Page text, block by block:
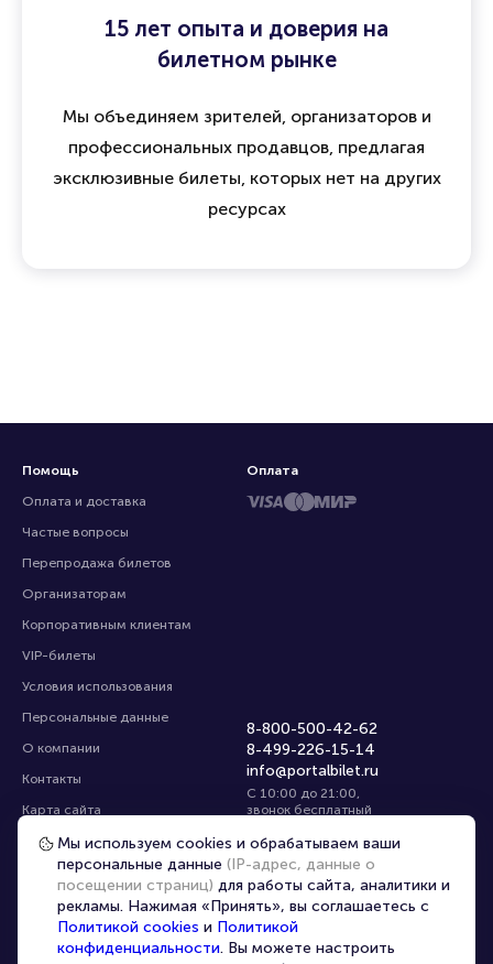
15 лет опыта и доверия на
билетном рынке
Мы объединяем зрителей, организаторов и
профессиональных продавцов, предлагая
эксклюзивные билеты, которых нет на других
ресурсах
Помощь
Оплата и доставка
Частые вопросы
Перепродажа билетов
Организаторам
Корпоративным клиентам
VIP-билеты
Условия использования
Персональные данные
О компании
Контакты
Карта сайта
Управление cookies
8-800-500-42-62
8-499-226-15-14
info@portalbilet.ru
С 10:00 до 21:00,
звонок бесплатный
Все площадки
Оплата
Главная | Ростов-на-Дону
Мы используем cookies и обрабатываем ваши
персональные данные (IP-адрес, данные о
посещении страниц) для работы сайта, аналитики и
рекламы. Нажимая «Принять», вы соглашаетесь с
Политикой cookies и Политикой
конфиденциальности. Вы можете настроить